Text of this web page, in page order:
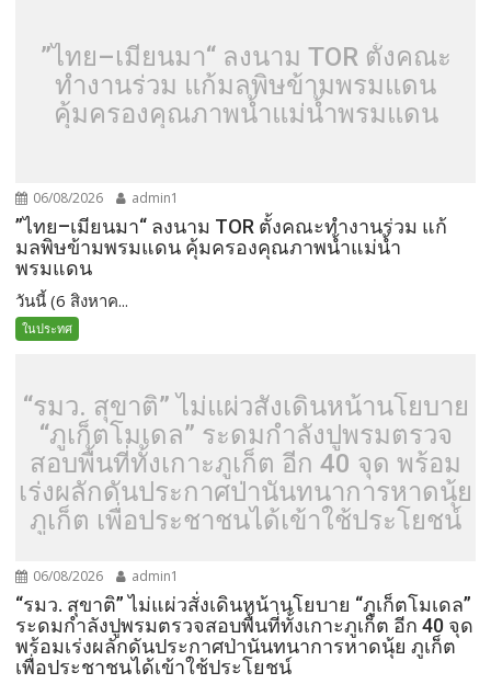
”ไทย–เมียนมา“ ลงนาม TOR ตั้งคณะ
ทำงานร่วม แก้มลพิษข้ามพรมแดน
คุ้มครองคุณภาพน้ำแม่น้ำพรมแดน
06/08/2026 admin1
”ไทย–เมียนมา“ ลงนาม TOR ตั้งคณะทำงานร่วม แก้
มลพิษข้ามพรมแดน คุ้มครองคุณภาพน้ำแม่น้ำ
พรมแดน
วันนี้ (6 สิงหาค...
ในประทศ
“รมว. สุขาติ” ไม่แผ่วสั่งเดินหน้านโยบาย
“ภูเก็ตโมเดล” ระดมกำลังปูพรมตรวจ
สอบพื้นที่ทั้งเกาะภูเก็ต อีก 40 จุด พร้อม
เร่งผลักดันประกาศป่านันทนาการหาดนุ้ย
ภูเก็ต เพื่อประชาชนได้เข้าใช้ประโยชน์
06/08/2026 admin1
“รมว. สุขาติ” ไม่แผ่วสั่งเดินหน้านโยบาย “ภูเก็ตโมเดล”
ระดมกำลังปูพรมตรวจสอบพื้นที่ทั้งเกาะภูเก็ต อีก 40 จุด
พร้อมเร่งผลักดันประกาศป่านันทนาการหาดนุ้ย ภูเก็ต
เพื่อประชาชนได้เข้าใช้ประโยชน์